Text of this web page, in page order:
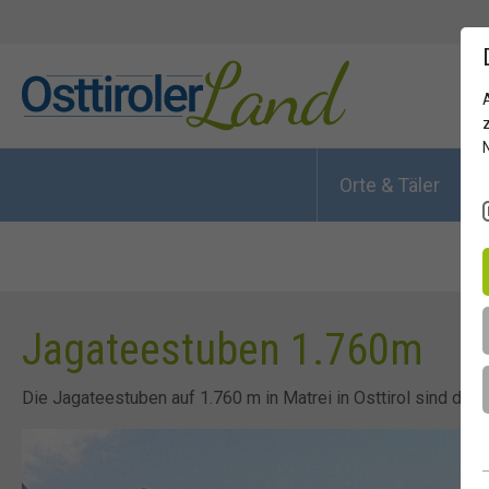
Orte & Täler
Jagateestuben 1.760m
Die Jagateestuben auf 1.760 m in Matrei in Osttirol sind